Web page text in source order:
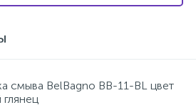
смыва BelBagno BB-11-BL цвет